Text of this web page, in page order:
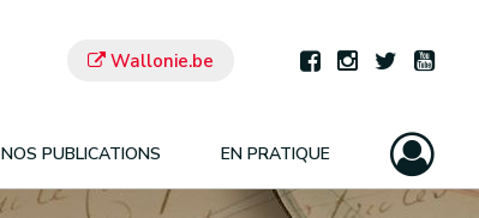
Wallonie.be
NOS PUBLICATIONS EN PRATIQUE